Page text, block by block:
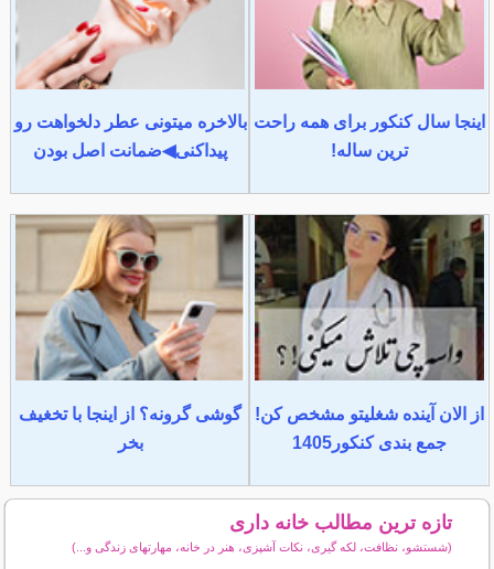
اینجا سال کنکور برای همه راحت
ترین ساله!
بالاخره میتونی عطر دلخواهت رو
پیداکنی◀ضمانت اصل بودن
از الان آینده شغلیتو مشخص کن!
جمع بندی کنکور1405
گوشی گرونه؟ از اینجا با تخغیف
بخر
تازه ترین مطالب خانه داری
(شستشو، نظافت، لکه گیری، نکات آشپزی، هنر در خانه، مهارتهای زندگی و...)